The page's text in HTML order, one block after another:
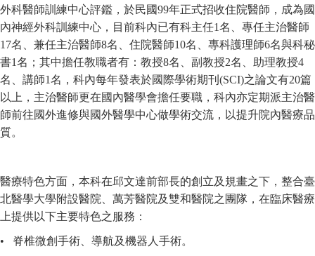
外科醫師訓練中心評鑑，於民國99年正式招收住院醫師，成為國
內神經外科訓練中心，目前科內已有科主任1名、專任主治醫師
17名、兼任主治醫師8名、住院醫師10名、專科護理師6名與科秘
書1名；其中擔任教職者有：教授8名、副教授2名、助理教授4
名、講師1名，科內每年發表於國際學術期刊(SCI)之論文有20篇
以上，主治醫師更在國內醫學會擔任要職，科內亦定期派主治醫
師前往國外進修與國外醫學中心做學術交流，以提升院內醫療品
質。
醫療特色方面，本科在邱文達前部長的創立及規畫之下，整合臺
北醫學大學附設醫院、萬芳醫院及雙和醫院之團隊，在臨床醫療
上提供以下主要特色之服務：
• 脊椎微創手術、導航及機器人手術。